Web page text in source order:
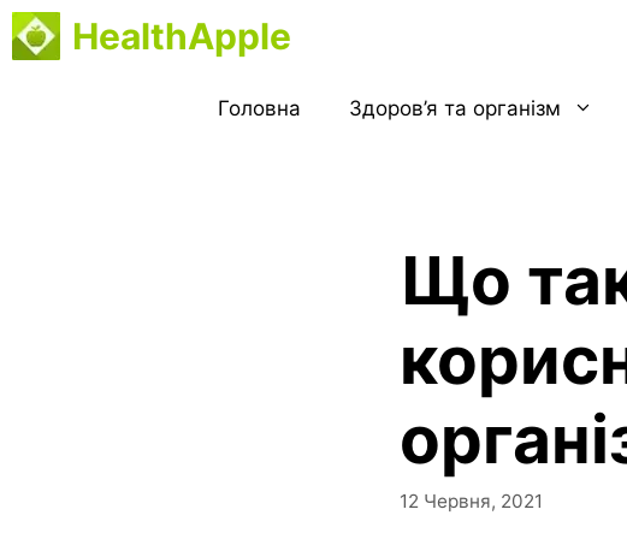
Перейти
до
HealthApple
Головна Здоров’я та організм
Що
12 Червня, 2021